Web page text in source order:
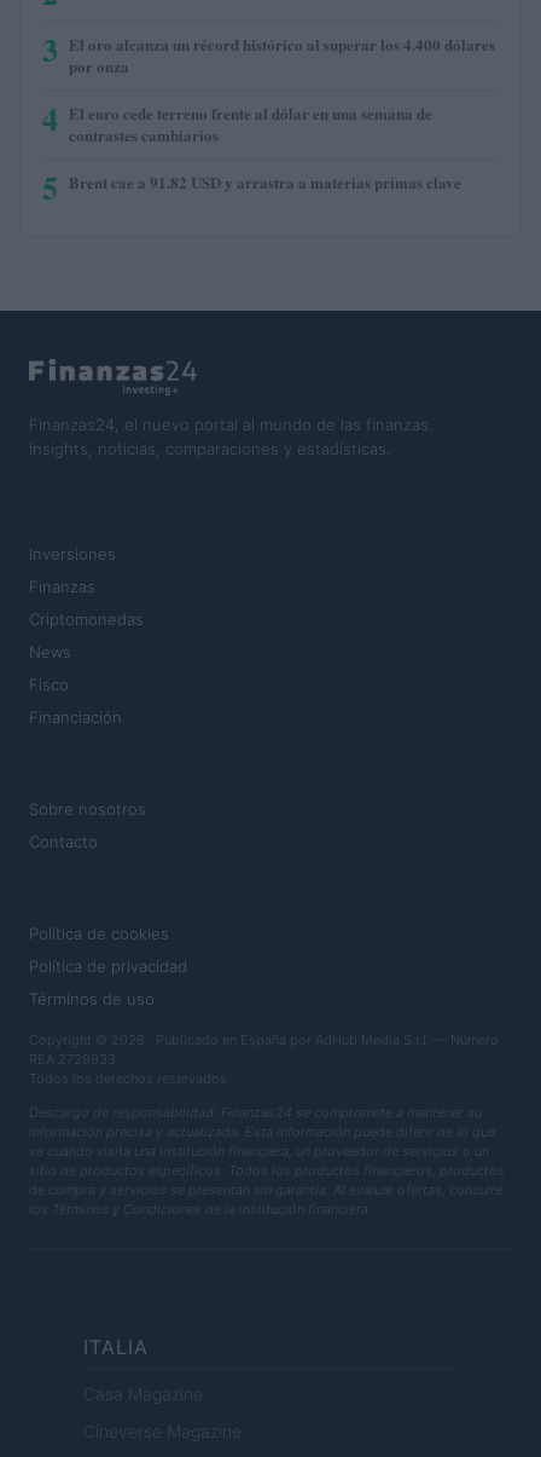
3 El oro alcanza un récord histórico al superar los 4.400 dólares
por onza
4 El euro cede terreno frente al dólar en una semana de
contrastes cambiarios
5 Brent cae a 91.82 USD y arrastra a materias primas clave
Finanzas24, el nuevo portal al mundo de las finanzas.
Insights, noticias, comparaciones y estadísticas.
Inversiones
Finanzas
Criptomonedas
News
Fisco
Financiación
Sobre nosotros
Contacto
Política de cookies
Política de privacidad
Términos de uso
Copyright © 2026 · Publicado en España por AdHub Media S.r.l. — Número
REA 2729933
Todos los derechos reservados
Descargo de responsabilidad: Finanzas24 se compromete a mantener su
información precisa y actualizada. Esta información puede diferir de lo que
ve cuando visita una institución financiera, un proveedor de servicios o un
sitio de productos específicos. Todos los productos financieros, productos
de compra y servicios se presentan sin garantía. Al evaluar ofertas, consulte
los Términos y Condiciones de la institución financiera.
ITALIA
Casa Magazine
Cineverse Magazine